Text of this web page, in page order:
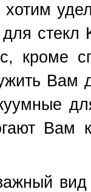
для
кроме
Вам
Вам
вид